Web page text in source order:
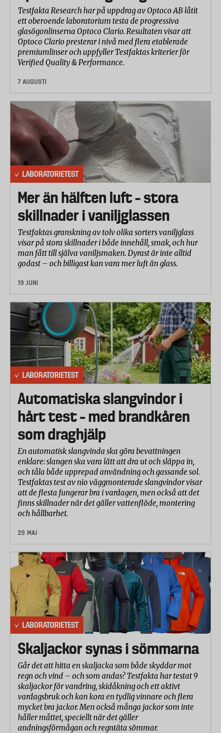
Bladet fixeras och ett metallföremål i en pendel slår
till eggen med en kraft som motsvarar att en person
på 100 kilo hoppar på spadens kant för att trycka ner
den i jorden.
Grävmotstånd
som gräver, mäter labbet vilken kraft som krävs för
att trycka ner spadarnas blad till ett visst djup. Testet
genomförs i en pallkrage med siktad jord. Det
upprepas flera gånger och ett medelvärde för varje
spade räknas ut.
Testfakta Research har på uppdrag av Optoco AB låtit
ett oberoende laboratorium testa de progressiva
glasögonlinserna Optoco Clario. Resultaten visar att
Optoco Clario presterar i nivå med flera etablerade
premiumlinser och uppfyller Testfaktas kriterier för
Verified Quality & Performance.
7 AUGUSTI
LABORATORIETEST
Mer än hälften luft – stora
skillnader i vaniljglassen
Testfaktas granskning av tolv olika sorters vaniljglass
visar på stora skillnader i både innehåll, smak, och hur
man fått till själva vaniljsmaken. Dyrast är inte alltid
godast – och billigast kan vara mer luft än glass.
19 JUNI
LABORATORIETEST
Automatiska slangvindor i
hårt test – med brandkåren
som draghjälp
En automatisk slangvinda ska göra bevattningen
enklare: slangen ska vara lätt att dra ut och släppa in,
och tåla både upprepad användning och gassande sol.
Testfaktas test av nio väggmonterade slangvindor visar
att de flesta fungerar bra i vardagen, men också att det
finns skillnader när det gäller vattenflöde, montering
och hållbarhet.
29 MAJ
LABORATORIETEST
Skaljackor synas i sömmarna
Går det att hitta en skaljacka som både skyddar mot
regn och vind – och som andas? Testfakta har testat 9
skaljackor för vandring, skidåkning och ett aktivt
vardagsbruk och kan kora en tydlig vinnare och flera
mycket bra jackor. Men också många jackor som inte
håller måttet, speciellt när det gäller
andningsförmågan och regntäta sömmar.